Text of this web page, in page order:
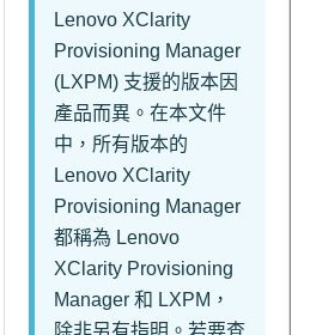
Lenovo XClarity
Provisioning Manager
(LXPM) 支援的版本因
產品而異。在本文件
中，所有版本的
Lenovo XClarity
Provisioning Manager
都稱為 Lenovo
XClarity Provisioning
Manager 和 LXPM ，